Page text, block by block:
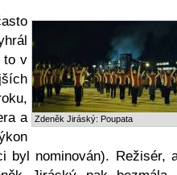
Zdeněk Jiráský: Poupata
to v
a
nominován). Režisér,